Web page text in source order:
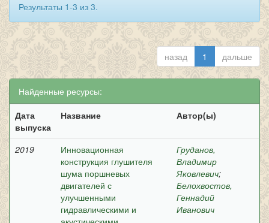
Результаты 1-3 из 3.
назад 1 дальше
Найденные ресурсы:
Дата
выпуска
Название Автор(ы)
2019
Инновационная
конструкция глушителя
шума поршневых
двигателей с
улучшенными
гидравлическими и
Груданов,
Владимир
Яковлевич;
Белохвостов,
Геннадий
Иванович